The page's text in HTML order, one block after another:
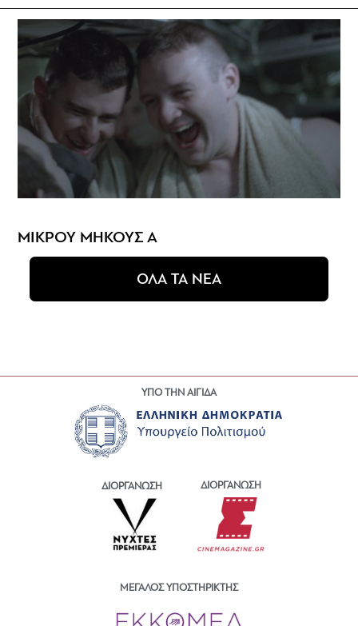
ΜΙΚΡΟΥ ΜΗΚΟΥΣ Α
ΟΛΑ ΤΑ ΝΕΑ
ΥΠΟ ΤΗΝ ΑΙΓΙΔΑ
ΔΙΟΡΓΑΝΩΣΗ ΔΙΟΡΓΑΝΩΣΗ
ΜΕΓΑΛΟΣ ΥΠΟΣΤΗΡΙΚΤΗΣ